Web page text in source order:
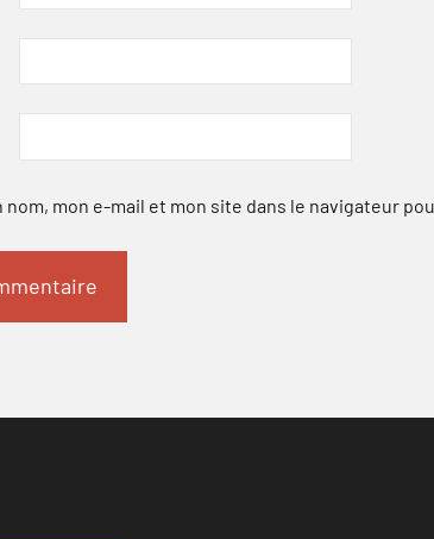
mon e-mail et mon site dans le navigateur